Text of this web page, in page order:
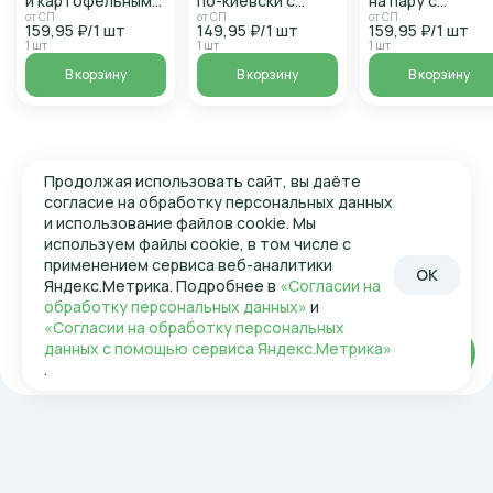
пюре 200г/СПРС
от СП
159,95 ₽/1 шт
1 шт
В корзину
гречкой 200г/
СПРС
от СП
149,95 ₽/1 шт
1 шт
В корзину
булгуром и
овощами 200г/
СПРС
от СП
159,95 ₽/1 шт
1 шт
В корзину
Продолжая использовать сайт, вы даёте
согласие на обработку персональных данных
и использование файлов cookie. Мы
используем файлы cookie, в том числе с
применением сервиса веб-аналитики
Яндекс.Метрика. Подробнее в «Согласии на
обработку персональных данных» и
«Согласии на обработку персональных
данных с помощью сервиса Яндекс.Метрика»
.
OK